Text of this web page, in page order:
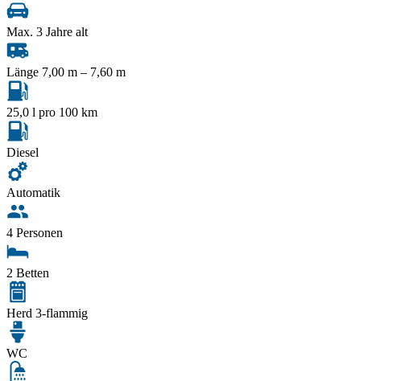
Max. 3 Jahre alt
Länge 7,00 m – 7,60 m
25,0 l pro 100 km
Diesel
Automatik
4 Personen
2 Betten
Herd 3-flammig
WC